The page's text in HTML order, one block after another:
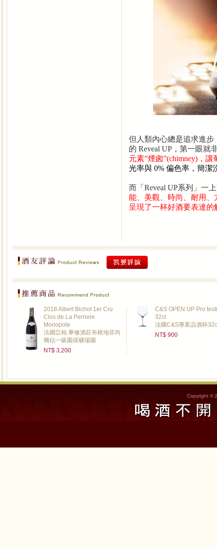
但人類內心總是追求進步
的 Reveal UP ，第一眼就
元素”煙囪”(chimney) ，
光率與 0% 偏色率，簡潔
而「 Reveal UP系列」一
能、美觀、時尚、耐用
呈現了一杯好酒要表達的
2018 Albert Bichot 1er Cru
Clos de La Perriere
Monopole
法國亞柏.畢修酒莊布根地菲尚
獨佔一級園採礦場園
NT$ 3,200
C&S OPEN UP Pro
32cl
法國C&S專業品酒杯
NT$ 900
Copyright ©